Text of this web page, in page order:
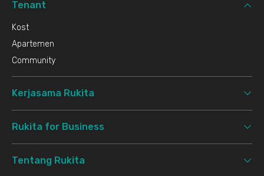
Tenant
Kost
Apartemen
Community
Kerjasama Rukita
Rukita for Business
Tentang Rukita